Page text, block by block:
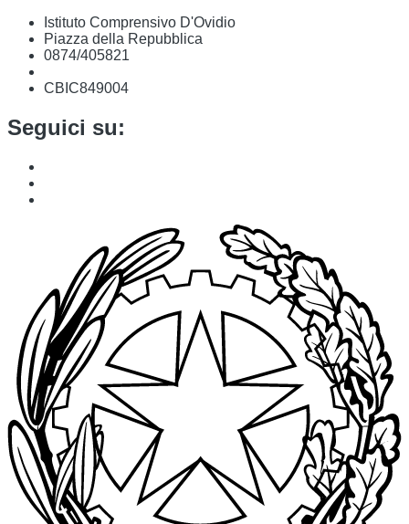
Istituto Comprensivo D'Ovidio
Piazza della Repubblica
0874/405821
CBIC849004
Seguici su: